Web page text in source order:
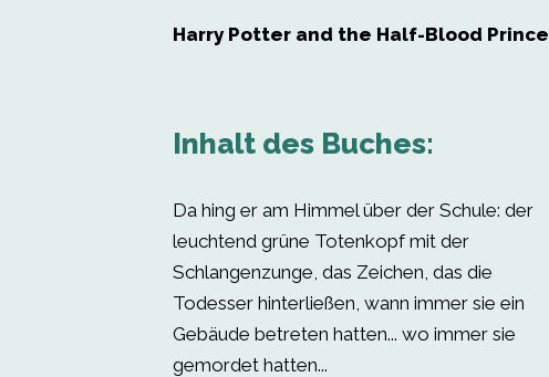
Harry Potter and the Half-Blood Prince
Inhalt des Buches:
Da hing er am Himmel über der Schule: der
leuchtend grüne Totenkopf mit der
Schlangenzunge, das Zeichen, das die
Todesser hinterließen, wann immer sie ein
Gebäude betreten hatten... wo immer sie
gemordet hatten...